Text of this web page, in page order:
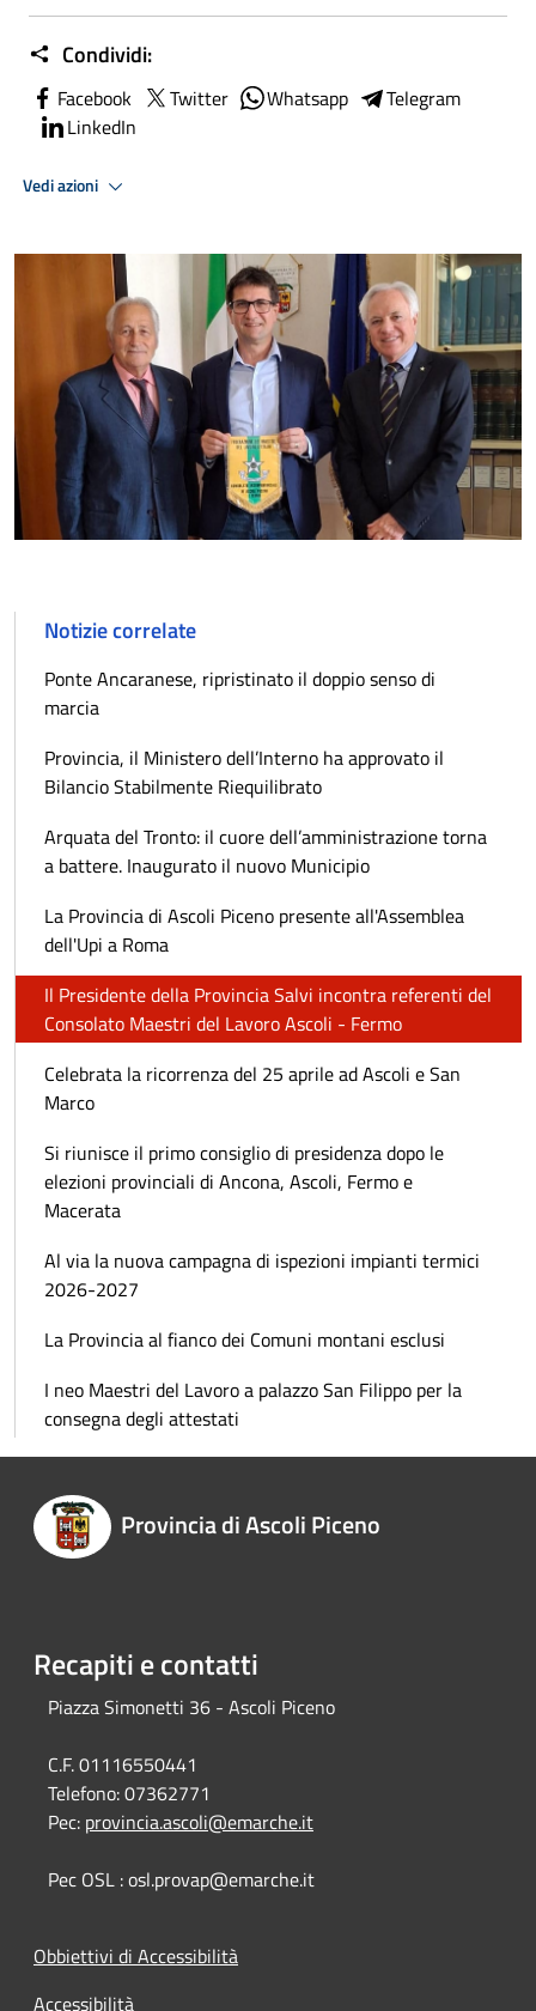
Condividi:
Facebook Twitter Whatsapp
Telegram
LinkedIn
Vedi azioni
Notizie correlate
Ponte Ancaranese, ripristinato il doppio senso di
marcia
Provincia, il Ministero dell’Interno ha approvato il
Bilancio Stabilmente Riequilibrato
Arquata del Tronto: il cuore dell’amministrazione torna
a battere. Inaugurato il nuovo Municipio
La Provincia di Ascoli Piceno presente all'Assemblea
dell'Upi a Roma
Il Presidente della Provincia Salvi incontra referenti del
Consolato Maestri del Lavoro Ascoli - Fermo
Celebrata la ricorrenza del 25 aprile ad Ascoli e San
Marco
Si riunisce il primo consiglio di presidenza dopo le
elezioni provinciali di Ancona, Ascoli, Fermo e
Macerata
Al via la nuova campagna di ispezioni impianti termici
2026-2027
La Provincia al fianco dei Comuni montani esclusi
I neo Maestri del Lavoro a palazzo San Filippo per la
consegna degli attestati
Provincia di Ascoli Piceno
Recapiti e contatti
Piazza Simonetti 36 - Ascoli Piceno
C.F. 01116550441
Telefono:07362771
Pec: provincia.ascoli@emarche.it
Pec OSL : osl.provap@emarche.it
Obbiettivi di Accessibilità
Accessibilità